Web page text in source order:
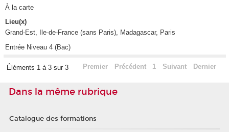
À la carte
Lieu(x)
Grand-Est, Ile-de-France (sans Paris), Madagascar, Paris
Entrée Niveau 4 (Bac)
Éléments 1 à 3 sur 3 Premier Précédent 1 Suivant Dernier
Dans la même rubrique
Catalogue des formations